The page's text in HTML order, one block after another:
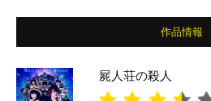
作品情報
屍人荘の殺人